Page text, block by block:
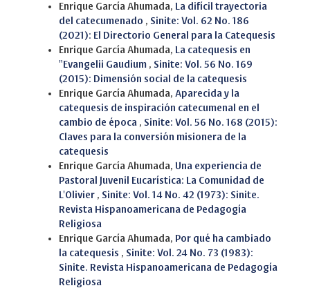
Enrique García Ahumada,
La difícil trayectoria
del catecumenado , Sinite: Vol. 62 No. 186
(2021): El Directorio General para la Catequesis
Enrique García Ahumada,
La catequesis en
"Evangelii Gaudium , Sinite: Vol. 56 No. 169
(2015): Dimensión social de la catequesis
Enrique García Ahumada, Aparecida y la
catequesis de inspiración catecumenal en el
cambio de época , Sinite: Vol. 56 No. 168 (2015):
Claves para la conversión misionera de la
catequesis
Enrique García Ahumada, Una experiencia de
Pastoral Juvenil Eucarística: La Comunidad de
L'Olivier , Sinite: Vol. 14 No. 42 (1973): Sinite.
Revista Hispanoamericana de Pedagogía
Religiosa
Enrique García Ahumada, Por qué ha cambiado
la catequesis , Sinite: Vol. 24 No. 73 (1983):
Sinite. Revista Hispanoamericana de Pedagogía
Religiosa